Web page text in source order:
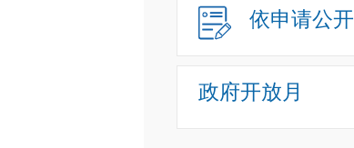
依申请公开
政府开放月